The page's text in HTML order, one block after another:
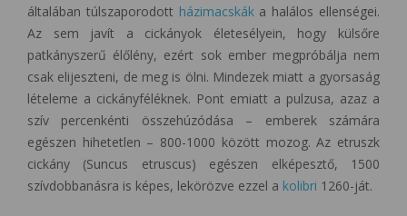
általában túlszaporodott házimacskáka halálos ellenségei.
Az sem javít a cickányok életesélyein, hogy külsőre
patkányszerű élőlény, ezért sok ember megpróbálja nem
csak elijeszteni, de meg is ölni. Mindezek miatt a gyorsaság
lételeme a cickányféléknek. Pont emiatt a pulzusa, azaz a
szív percenkénti összehúzódása – emberek számára
egészen hihetetlen – 800-1000 között mozog. Az etruszk
cickány (Suncus etruscus) egészen elképesztő, 1500
szívdobbanásra is képes, lekörözve ezzel a kolibri 1260-ját.